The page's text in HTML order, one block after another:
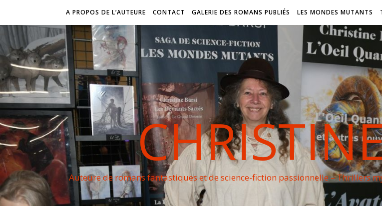
A PROPOS DE L’AUTEURE CONTACT GALERIE DES ROMANS PUBLIÉS LES MONDES MUTANTS
Auteure de romans fantastiques et de science-fiction passionnelle – Thrillers